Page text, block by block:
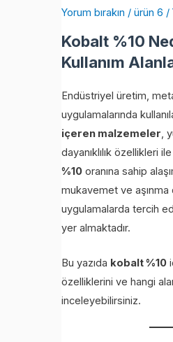
Yorum bırakın / ürün 6 /
Kobalt %10
Kullanım
Endüstriyel üretim,
uygulamalarında
içeren malzemeler,
dayanıklılık özellikleri
%10oranına sahip
mukavemet ve
uygulamalarda tercih
yer almaktadır.
Bu yazıda kobalt %10
özelliklerini ve hangi
inceleyebilirsiniz.